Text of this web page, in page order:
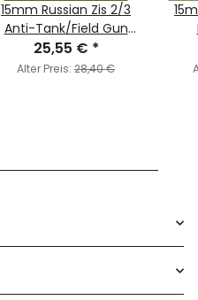
15mm Russian Zis 2/3
Anti-Tank/Field Gun
(x4)
25,55 € *
Alter Preis: 28,40 €